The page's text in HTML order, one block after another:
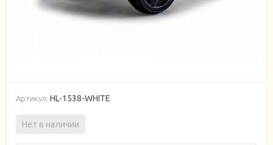
Артикул: HL-1538-WHITE
Нет в наличии